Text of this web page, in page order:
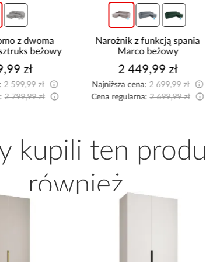
spania
zł
2 699,99 zł
2 699,99 zł
Narożnik z dwoma
pojemnikami Sereno beżowy
2 114,99 zł
Najniższa cena:2 149,99 zł
Cena regularna:2 349,99 zł
kupili ten
również